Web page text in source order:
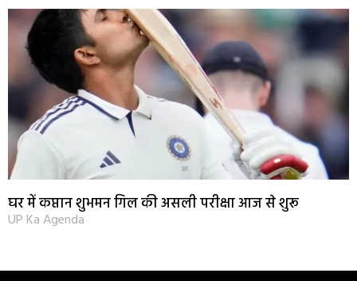
घर में कप्तान शुभमन गिल की असली परीक्षा आज से शुरू
UP Ka Agenda